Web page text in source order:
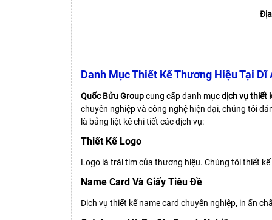
Danh Mục Thiết Kế Thương Hiệu Tại Dĩ
Quốc Bửu Groupcung cấp danh mụcdịch vụ thiết
chuyên nghiệp và công nghệ hiện đại, chúng tôi
là bảng liệt kê chi tiết các dịch vụ:
Thiết Kế Logo
Logo là trái tim của thương hiệu. Chúng tôi thiết
Name Card Và Giấy Tiêu Đề
Dịch vụ thiết kế name card chuyên nghiệp, in ấn